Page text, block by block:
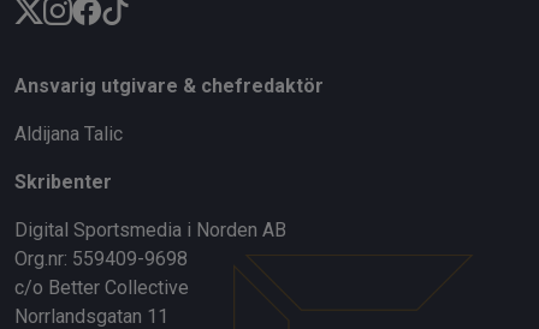
Ansvarig utgivare & chefredaktör
Aldijana Talic
Skribenter
Digital Sportsmedia i Norden AB
Org.nr: 559409-9698
c/o Better Collective
Norrlandsgatan 11